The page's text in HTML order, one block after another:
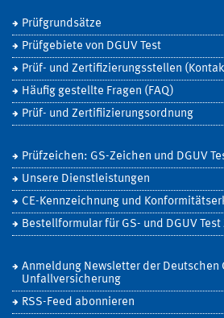
Prüfgrundsätze
Prüfgebiete von DGUV Test
Prüf- und Zertifizierungsstellen
Häufig gestellte Fragen (FAQ)
Prüf- und Zertifiizierungsordnung
Prüfzeichen: GS-Zeichen und DGUV
Unsere Dienstleistungen
CE-Kennzeichnung und
Bestellformular für GS- und DGUV Test
Anmeldung Newsletter der Deutschen
Unfallversicherung
RSS-Feed abonnieren